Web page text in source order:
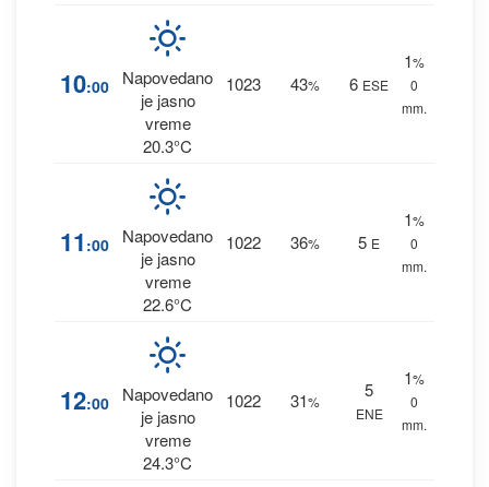
10:00
Napovedano
je jasno
vreme
20.3°C
1023 43% 6 ESE
1%
0
mm.
11 :00
Napovedano
je jasno
vreme
22.6°C
1022 36% 5 E
1%
0
mm.
12:00
Napovedano
je jasno
vreme
24.3°C
1022 31%
5
ENE
1%
0
mm.